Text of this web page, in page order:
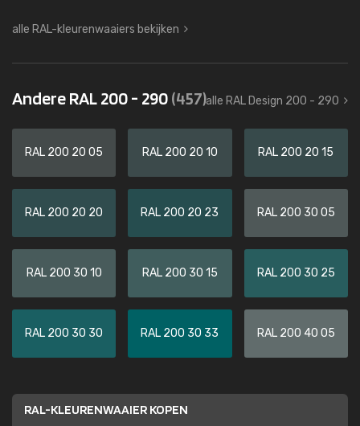
alle RAL-kleurenwaaiers bekijken
Andere RAL 200 - 290(457)alle RAL Design 200 - 290
RAL 200 20 05 RAL 200 20 10 RAL 200 20 15
RAL 200 20 20 RAL 200 20 23 RAL 200 30 05
RAL 200 30 10 RAL 200 30 15 RAL 200 30 25
RAL 200 30 30 RAL 200 30 33 RAL 200 40 05
RAL-KLEURENWAAIER KOPEN